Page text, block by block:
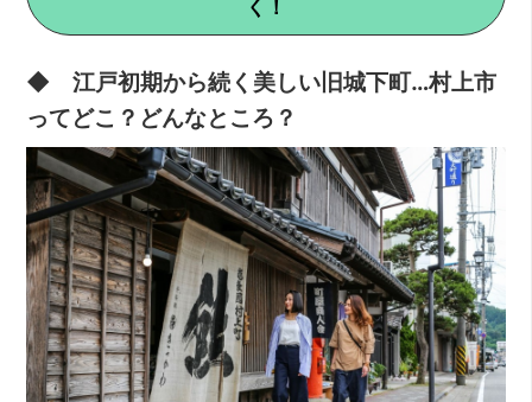
く！
◆ 江戸初期から続く美しい旧城下町…村上市
ってどこ？どんなところ？